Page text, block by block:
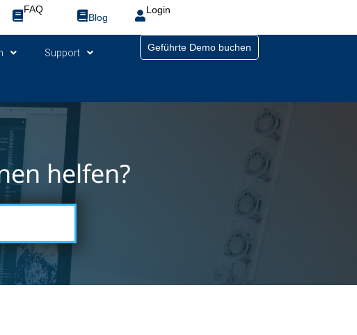
FAQ
Blog
Login
Support Geführte Demo buchen
helfen?